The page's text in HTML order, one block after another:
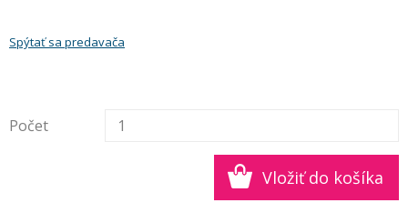
Spýtať sa predavača
Počet